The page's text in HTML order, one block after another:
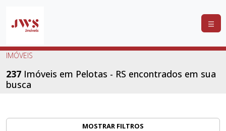
COMPRAR
LANÇAMENTOS
IMÓVEIS
237 Imóveis em Pelotas - RS encontrados em sua
busca
MOSTRAR FILTROS